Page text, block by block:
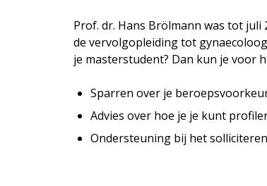
Prof. dr. Hans Brölmann was tot juli
de vervolgopleiding tot
je masterstudent? Dan kun je voor
Sparren over je
Advies over hoe je je kunt
Ondersteuning bij het